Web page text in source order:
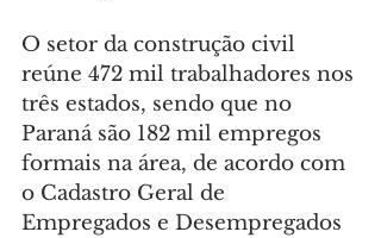
O setor da construção civil
reúne 472 mil trabalhadores nos
três estados, sendo que no
Paraná são 182 mil empregos
formais na área, de acordo com
o Cadastro Geral de
Empregados e Desempregados